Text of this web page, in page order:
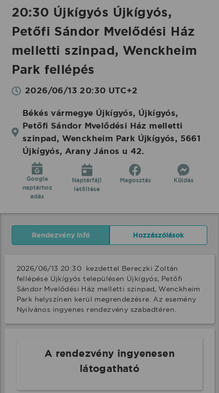
2026.06.13.
Koncertbooking
20:30 Újkígyós Újkígyós,
Petőfi Sándor Mvelődési Ház
melletti szinpad, Wenckheim
Park fellépés
2026/06/13 20:30 UTC+2
Békés vármegye Újkígyós, Újkígyós,
Petőfi Sándor Mvelődési Ház melletti
szinpad, Wenckheim Park Újkígyós, 5661
Újkígyós, Arany János u 42.
Google
naptárhoz
adás
Naptárfájl
letöltése
Megosztás Küldés
Rendezvény infó Hozzászólások
2026/06/13 20:30  kezdettel Bereczki Zoltán
fellépése Újkígyós településen Újkígyós, Petőfi
Sándor Mvelődési Ház melletti szinpad, Wenckheim
Park helyszínen kerül megrendezésre. Az esemény
Nyilvános ingyenes rendezvény szabadtéren.
A rendezvény ingyenesen
látogatható